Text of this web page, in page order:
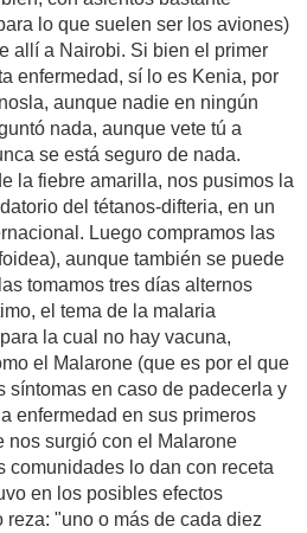
lo que suelen ser los aviones)
allí a Nairobi. Si bien el primer
enfermedad, sí lo es Kenia, por
aunque nadie en ningún
nada, aunque vete tú a
se está seguro de nada.
la fiebre amarilla, nos pusimos la
del tétanos-difteria, en un
Luego compramos las
aunque también se puede
tomamos tres días alternos
el tema de la malaria
la cual no hay vacuna,
el Malarone (que es por el que
síntomas en caso de padecerla y
enfermedad en sus primeros
nos surgió con el Malarone
comunidades lo dan con receta
en los posibles efectos
"uno o más de cada diez